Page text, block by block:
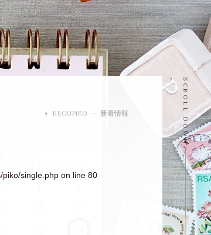
SCROLL DOWN
BIJOUPIKO 新着情報
piko/single.php on line80